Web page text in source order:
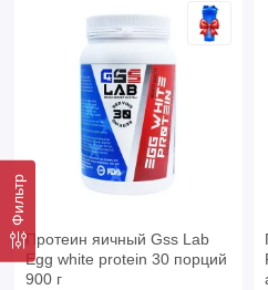
Фильтр
Протеин яичный Gss Lab
Egg white protein 30 порций
900 г